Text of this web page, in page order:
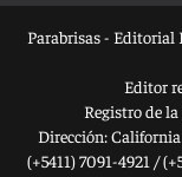
Parabrisas - Editorial
Editor
Registro de
Dirección:California
(+5411) 7091-4921 /